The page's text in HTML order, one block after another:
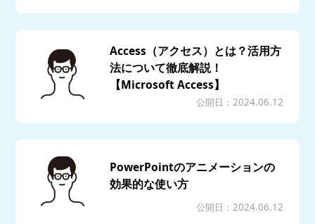
Access（アクセス）とは？活用方
法について徹底解説！
【Microsoft Access】
公開日：2024.06.12
PowerPointのアニメーションの
効果的な使い方
公開日：2024.06.12